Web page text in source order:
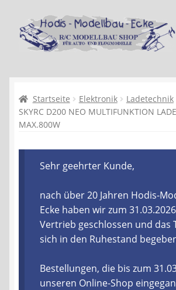
Zur
Navigation
springen
Zum
Inhalt
springen
Kasse
Mein Konto
Recycling, Entsorgung und Umwelt
Shop
Warenkorb
Liefer- und Versandkosten
Startseite Elektronik Ladetechnik
SKYRC D200 NEO MULTIFUNKTION
MAX.800W
Sehr geehrter Kunde,
nach über 20 Jahren Hodis-
Ecke haben wir zum
Vertrieb geschlossen und das
sich in den Ruhestand
Bestellungen, die bis zum
unseren Online-Shop